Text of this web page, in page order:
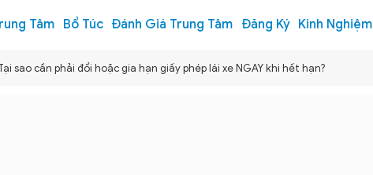
Tâm Bổ Túc Đánh Giá Trung Tâm Đăng Ký Kinh Nghiệm
sao cần phải đổi hoặc gia hạn giấy phép lái xe NGAY khi hết hạn?